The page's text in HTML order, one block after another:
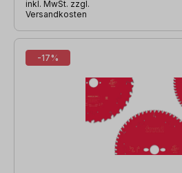
inkl. MwSt. zzgl.
Versandkosten
-17%